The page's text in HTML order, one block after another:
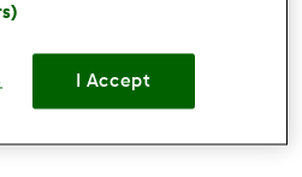
I Accept